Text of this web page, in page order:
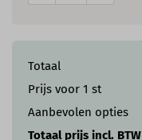
Totaal
Prijs voor 1 st
Aanbevolen opties
Totaal prijs incl. BTW